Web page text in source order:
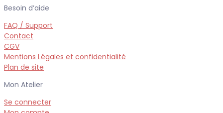
Besoin d’aide
FAQ / Support
Contact
CGV
Mentions Légales et confidentialité
Plan de site
Mon Atelier
Se connecter